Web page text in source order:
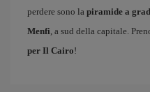
perdere sono la piramide a
Menfi, a sud della capitale.
per Il Cairo!